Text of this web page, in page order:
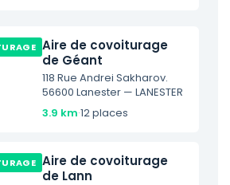
Aire de covoiturage
de Géant
118 Rue Andrei Sakharov.
56600 Lanester — LANESTER
3.9 km·12 places
Aire de covoiturage
de Lann